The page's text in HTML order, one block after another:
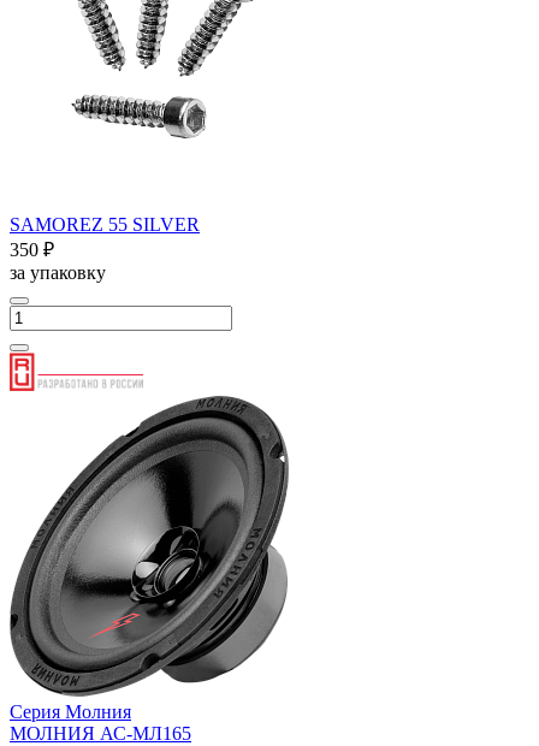
SAMOREZ 55 SILVER
350 ₽
за упаковку
Серия Молния
МОЛНИЯ АС-МЛ165